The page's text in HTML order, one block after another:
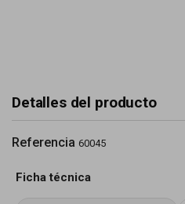
Detalles del producto
Referencia 60045
Ficha técnica